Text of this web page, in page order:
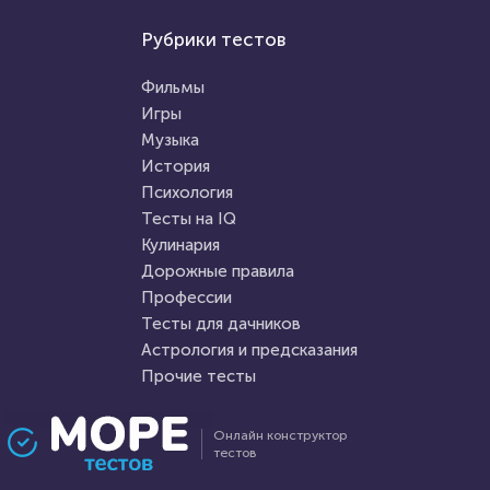
Пройти тест
17 февраля 2022 10174
Кто ты из My Little Pony? Тест
20 февраля 2022
Проходили 74599 раз
Онлайн конструктор
тестов
Рубрики тестов
Фильмы
Игры
Музыка
История
Психология
Тесты на IQ
Кулинария
Дорожные правила
Профессии
Тесты для дачников
Астрология и предсказания
Прочие тесты